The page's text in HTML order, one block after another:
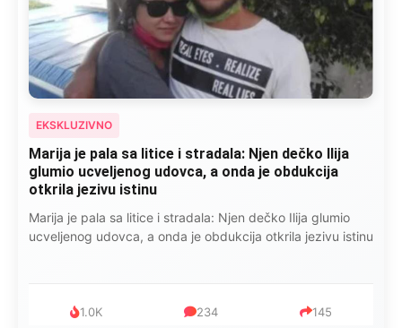
EKSKLUZIVNO
Marija je pala sa litice i stradala: Njen dečko Ilija
glumio ucveljenog udovca, a onda je obdukcija
otkrila jezivu istinu
Marija je pala sa litice i stradala: Njen dečko Ilija glumio
ucveljenog udovca, a onda je obdukcija otkrila jezivu istinu
1.0K 234 145